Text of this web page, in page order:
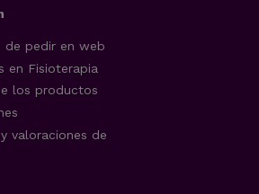
de pedir en web
en Fisioterapia
los productos
valoraciones de